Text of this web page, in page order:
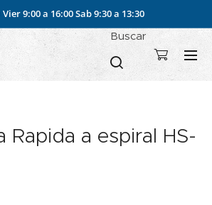
Vier 9:00 a 16:00Sab 9:30 a 13:30
Buscar
Rapida a espiral HS-